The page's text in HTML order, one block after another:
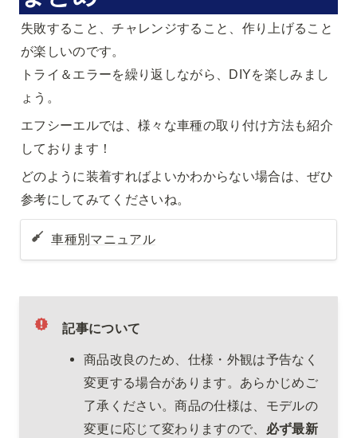
失敗すること、チャレンジすること、作り上げること
が楽しいのです。
トライ＆エラーを繰り返しながら、DIYを楽しみまし
ょう。
エフシーエルでは、様々な車種の取り付け方法も紹介
しております！
どのように装着すればよいかわからない場合は、ぜひ
参考にしてみてくださいね。
車種別マニュアル
記事について
商品改良のため、仕様・外観は予告なく
変更する場合があります。あらかじめご
了承ください。商品の仕様は、モデルの
変更に応じて変わりますので、 必ず最新